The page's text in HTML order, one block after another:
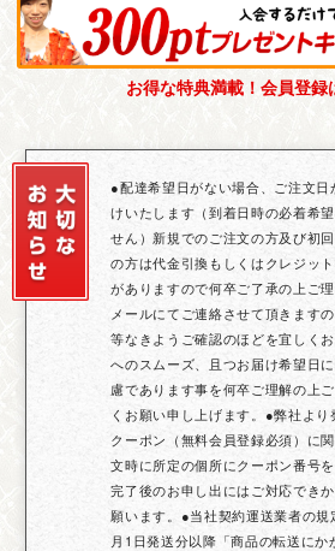
お得な特典満載！会員登録
●配達希望日がない場合、ご注文
けいたします（到着日時の必着希
せん）新規でのご注文の方及び初
の方は代金引換もしくはクレジッ
がありますので何卒ご了承の上ご
メールにてご連絡させて頂きます
等なきようご確認のほどを宜しく
へのスムーズ、且つお届け希望日
慮であります事を何卒ご理解の上
くお願い申し上げます。●弊社よ
クーポン（無料会員登録必須）に
文時に所定の個所にクーポン番号
完了後のお申し出にはご対応でき
願います。●当社契約運送業者の
月1日発送分以降「商品の転送に